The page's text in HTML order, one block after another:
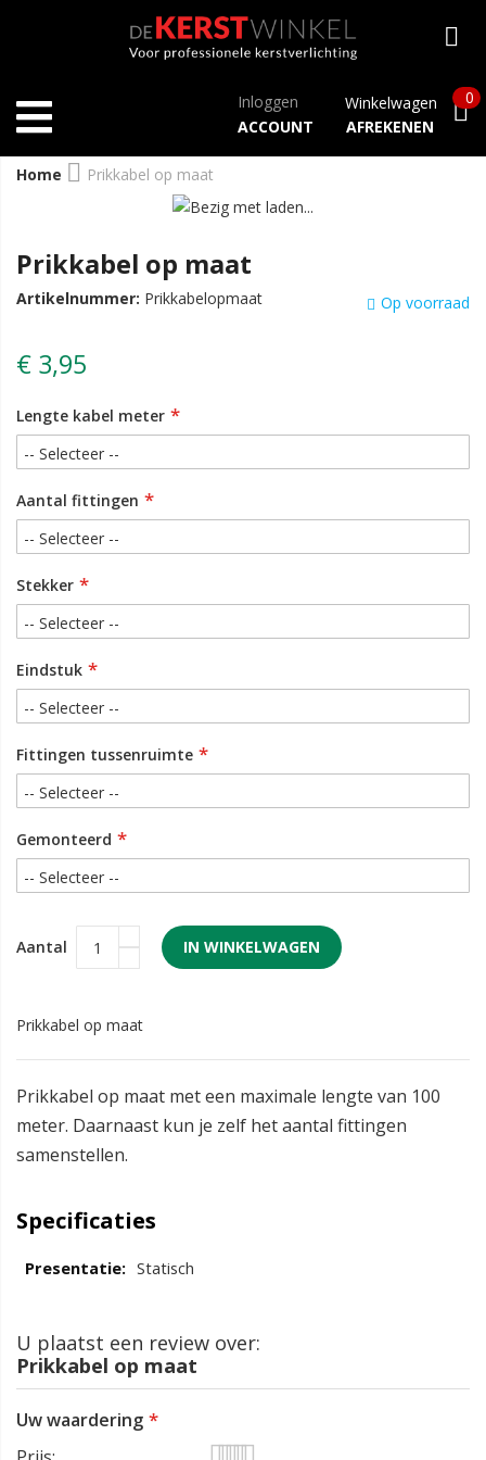
Inloggen
ACCOUNT
Winkelwagen
AFREKENEN
0
Home Prikkabel op maat
Prikkabel op maat
Op voorraad
Artikelnummer: Prikkabelopmaat
€ 3,95
Lengte kabel meter
Aantal fittingen
Stekker
Eindstuk
Fittingen tussenruimte
Gemonteerd
Aantal IN WINKELWAGEN
Prikkabel op maat
Prikkabel op maat met een maximale lengte van 100
meter. Daarnaast kun je zelf het aantal fittingen
samenstellen.
Specificaties
Statisch
U plaatst een review over:
Prikkabel op maat
Uw waardering